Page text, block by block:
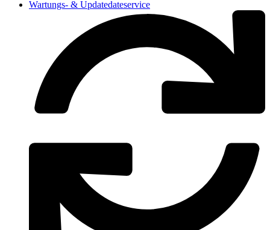
Wartungs- & Updatedateservice